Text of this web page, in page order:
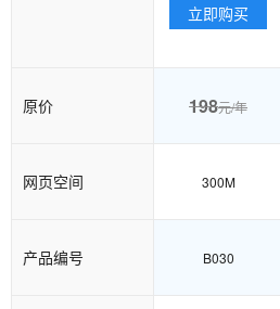
立即购买
原价 198元/年
网页空间 300M
产品编号 B030